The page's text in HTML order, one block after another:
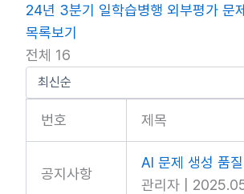
24년 3분기 일학습병행 외부평가 문
목록보기
전체 16
번호 제목
공지사항
AI 문제 생성 품
관리자